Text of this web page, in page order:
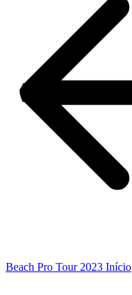
Beach Pro Tour 2023 Início